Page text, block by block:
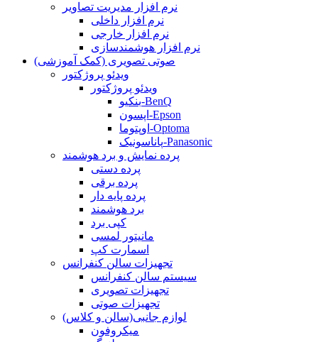
نرم افزار مدیریت تصاویر
نرم افزار داخلی
نرم افزار خارجی
نرم افزار هوشمندسازی
صوتی تصویری (کمک آموزشی)
ویدئو پروژکتور
ویدئو پروژکتور
بنکیو-BenQ
اپسون-Epson
اوپتوما-Optoma
پاناسونیک-Panasonic
پرده نمایش و برد هوشمند
پرده دستی
پرده برقی
پرده پایه دار
برد هوشمند
کپی برد
مانیتور لمسی
اسمارت کپ
تجهیزات سالن کنفرانس
سیستم سالن کنفرانس
تجهیزات تصویری
تجهیزات صوتی
لوازم جانبی(سالن و کلاس)
میکروفون